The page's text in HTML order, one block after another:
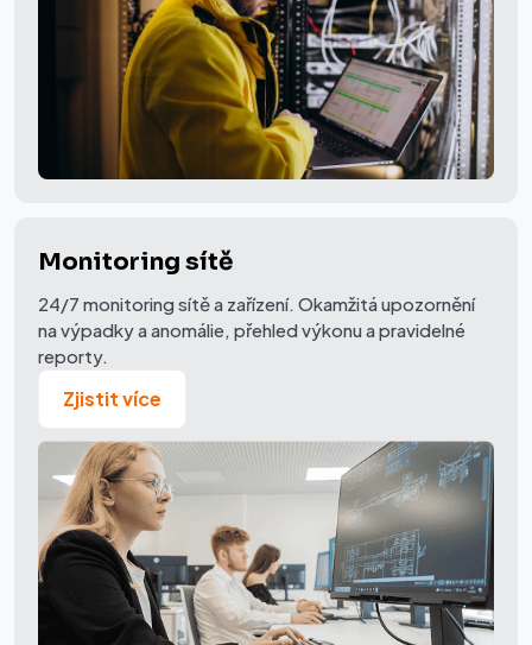
Monitoring sítě
24/7 monitoring sítě a zařízení. Okamžitá upozornění
na výpadky a anomálie, přehled výkonu a pravidelné
reporty.
Zjistit více